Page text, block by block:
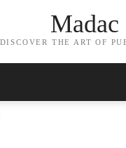
Madac
DISCOVER THE ART OF